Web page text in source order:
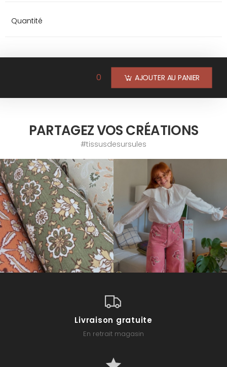
Quantité
0 AJOUTER AU PANIER
PARTAGEZ VOS CRÉATIONS
#tissusdesursules
Livraison gratuite
En retrait magasin